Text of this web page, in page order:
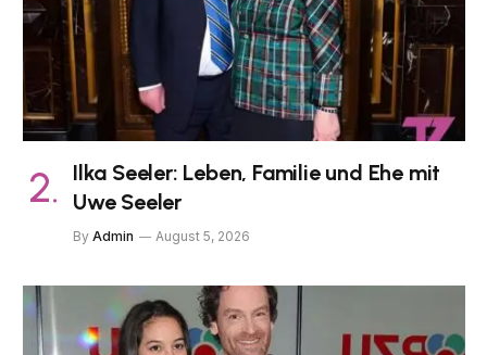
Ilka Seeler: Leben, Familie und Ehe mit
Uwe Seeler
By Admin August 5, 2026